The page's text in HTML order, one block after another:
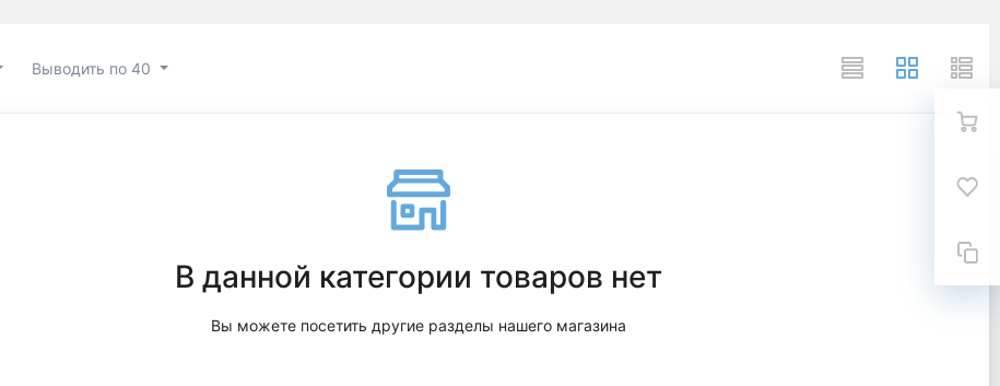
Выводить по 40
В данной категории товаров нет
Вы можете посетить другие разделы нашего магазина